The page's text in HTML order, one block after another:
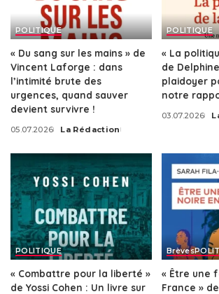
POLITIQUE
« Du sang sur les mains » de
Vincent Laforge : dans
l’intimité brute des
urgences, quand sauver
devient survivre !
05.07.2026
Posted
La Rédaction
POLITIQUE
« La
de
plaidoyer
notre
03.07.2026
POLITIQUE
« Combattre pour la liberté »
de Yossi Cohen : Un livre sur
Brèves
« Être une
France »